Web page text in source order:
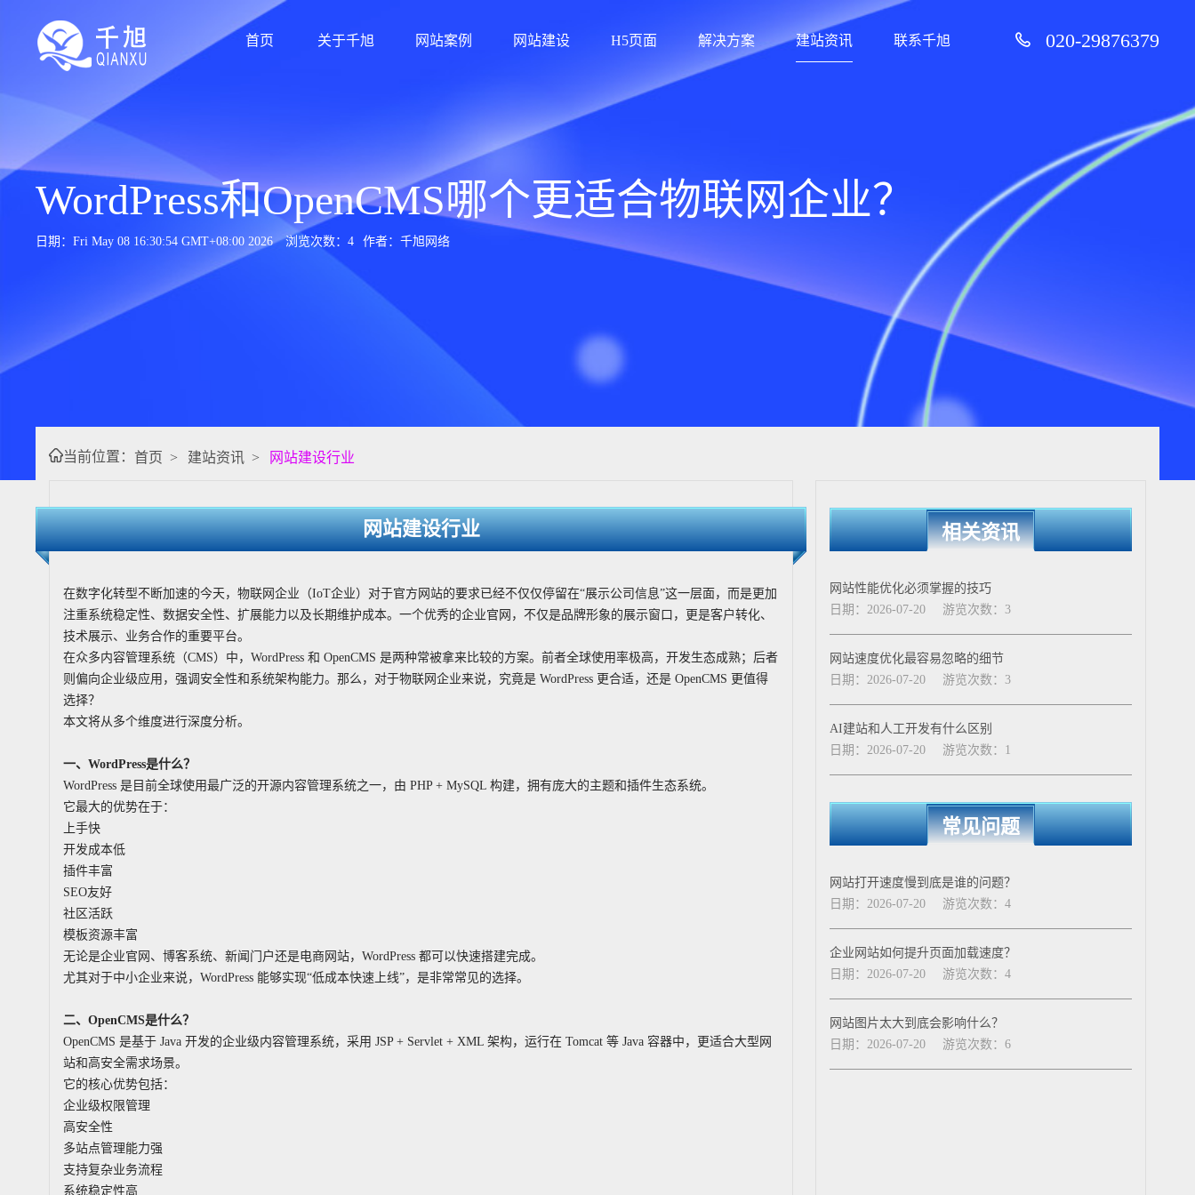
首页 关于千旭 网站案例 网站建设 H5页面 解决方案 建站资讯 联系千旭 020-29876379
WordPress和OpenCMS哪个更适合物联网企业？
日期：Fri May 08 16:30:54 GMT+08:00 2026 浏览次数：4 作者：千旭网络
当前位置： 首页 > 建站资讯 > 网站建设行业
网站建设行业
在数字化转型不断加速的今天，物联网企业（IoT企业）对于官方网站的要求已经不仅仅停留在“展示公司信息”这一层面，而是更加
注重系统稳定性、数据安全性、扩展能力以及长期维护成本。一个优秀的企业官网，不仅是品牌形象的展示窗口，更是客户转化、
技术展示、业务合作的重要平台。
在众多内容管理系统（CMS）中，WordPress 和 OpenCMS 是两种常被拿来比较的方案。前者全球使用率极高，开发生态成熟；后者
则偏向企业级应用，强调安全性和系统架构能力。那么，对于物联网企业来说，究竟是 WordPress 更合适，还是 OpenCMS 更值得
选择？
本文将从多个维度进行深度分析。
一、WordPress是什么？
WordPress 是目前全球使用最广泛的开源内容管理系统之一，由 PHP + MySQL 构建，拥有庞大的主题和插件生态系统。
它最大的优势在于：
上手快
开发成本低
插件丰富
SEO友好
社区活跃
模板资源丰富
无论是企业官网、博客系统、新闻门户还是电商网站，WordPress 都可以快速搭建完成。
尤其对于中小企业来说，WordPress 能够实现“低成本快速上线”，是非常常见的选择。
二、OpenCMS是什么？
OpenCMS 是基于 Java 开发的企业级内容管理系统，采用 JSP + Servlet + XML 架构，运行在 Tomcat 等 Java 容器中，更适合大型网
站和高安全需求场景。
它的核心优势包括：
企业级权限管理
高安全性
多站点管理能力强
支持复杂业务流程
系统稳定性高
相关资讯
网站性能优化必须掌握的技巧
日期：2026-07-20
游览次数：3
网站速度优化最容易忽略的细节
日期：2026-07-20
游览次数：3
AI建站和人工开发有什么区别
日期：2026-07-20
游览次数：1
常见问题
网站打开速度慢到底是谁的问题？
日期：2026-07-20
游览次数：4
企业网站如何提升页面加载速度？
日期：2026-07-20
游览次数：4
网站图片太大到底会影响什么？
日期：2026-07-20
游览次数：6